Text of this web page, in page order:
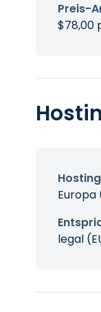
Preis-
$78,00
Europa
legal